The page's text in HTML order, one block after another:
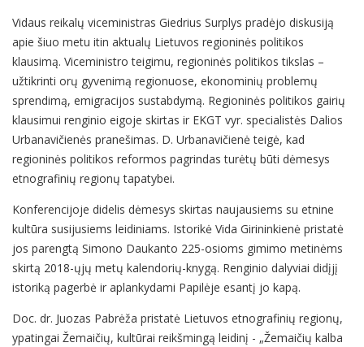
Vidaus reikalų viceministras Giedrius Surplys pradėjo diskusiją
apie šiuo metu itin aktualų Lietuvos regioninės politikos
klausimą. Viceministro teigimu, regioninės politikos tikslas –
užtikrinti orų gyvenimą regionuose, ekonominių problemų
sprendimą, emigracijos sustabdymą. Regioninės politikos gairių
klausimui renginio eigoje skirtas ir EKGT vyr. specialistės Dalios
Urbanavičienės pranešimas. D. Urbanavičienė teigė, kad
regioninės politikos reformos pagrindas turėtų būti dėmesys
etnografinių regionų tapatybei.
Konferencijoje didelis dėmesys skirtas naujausiems su etnine
kultūra susijusiems leidiniams. Istorikė Vida Girininkienė pristatė
jos parengtą Simono Daukanto 225-osioms gimimo metinėms
skirtą 2018-ųjų metų kalendorių-knygą. Renginio dalyviai didįjį
istoriką pagerbė ir aplankydami Papilėje esantį jo kapą.
Doc. dr. Juozas Pabrėža pristatė Lietuvos etnografinių regionų,
ypatingai Žemaičių, kultūrai reikšmingą leidinį - „Žemaičių kalba